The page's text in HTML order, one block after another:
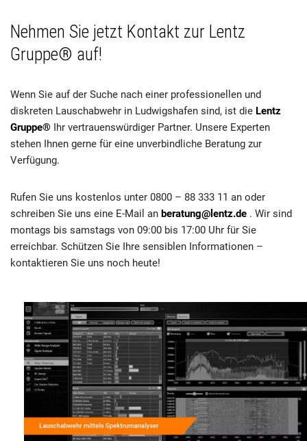
Nehmen Sie jetzt Kontakt zur Lentz
Gruppe® auf!
Wenn Sie auf der Suche nach einer professionellen und
diskreten Lauschabwehr in Ludwigshafen sind, ist die Lentz
Gruppe® Ihr vertrauenswürdiger Partner. Unsere Experten
stehen Ihnen gerne für eine unverbindliche Beratung zur
Verfügung.
Rufen Sie uns kostenlos unter 0800 – 88 333 11 an oder
schreiben Sie uns eine E-Mail an beratung@lentz.de . Wir sind
montags bis samstags von 09:00 bis 17:00 Uhr für Sie
erreichbar. Schützen Sie Ihre sensiblen Informationen –
kontaktieren Sie uns noch heute!